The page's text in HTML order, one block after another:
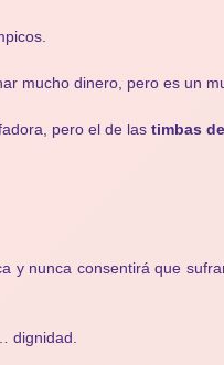
mucho dinero, pero es un
pero el de las timbas
y nunca consentirá que
dignidad.